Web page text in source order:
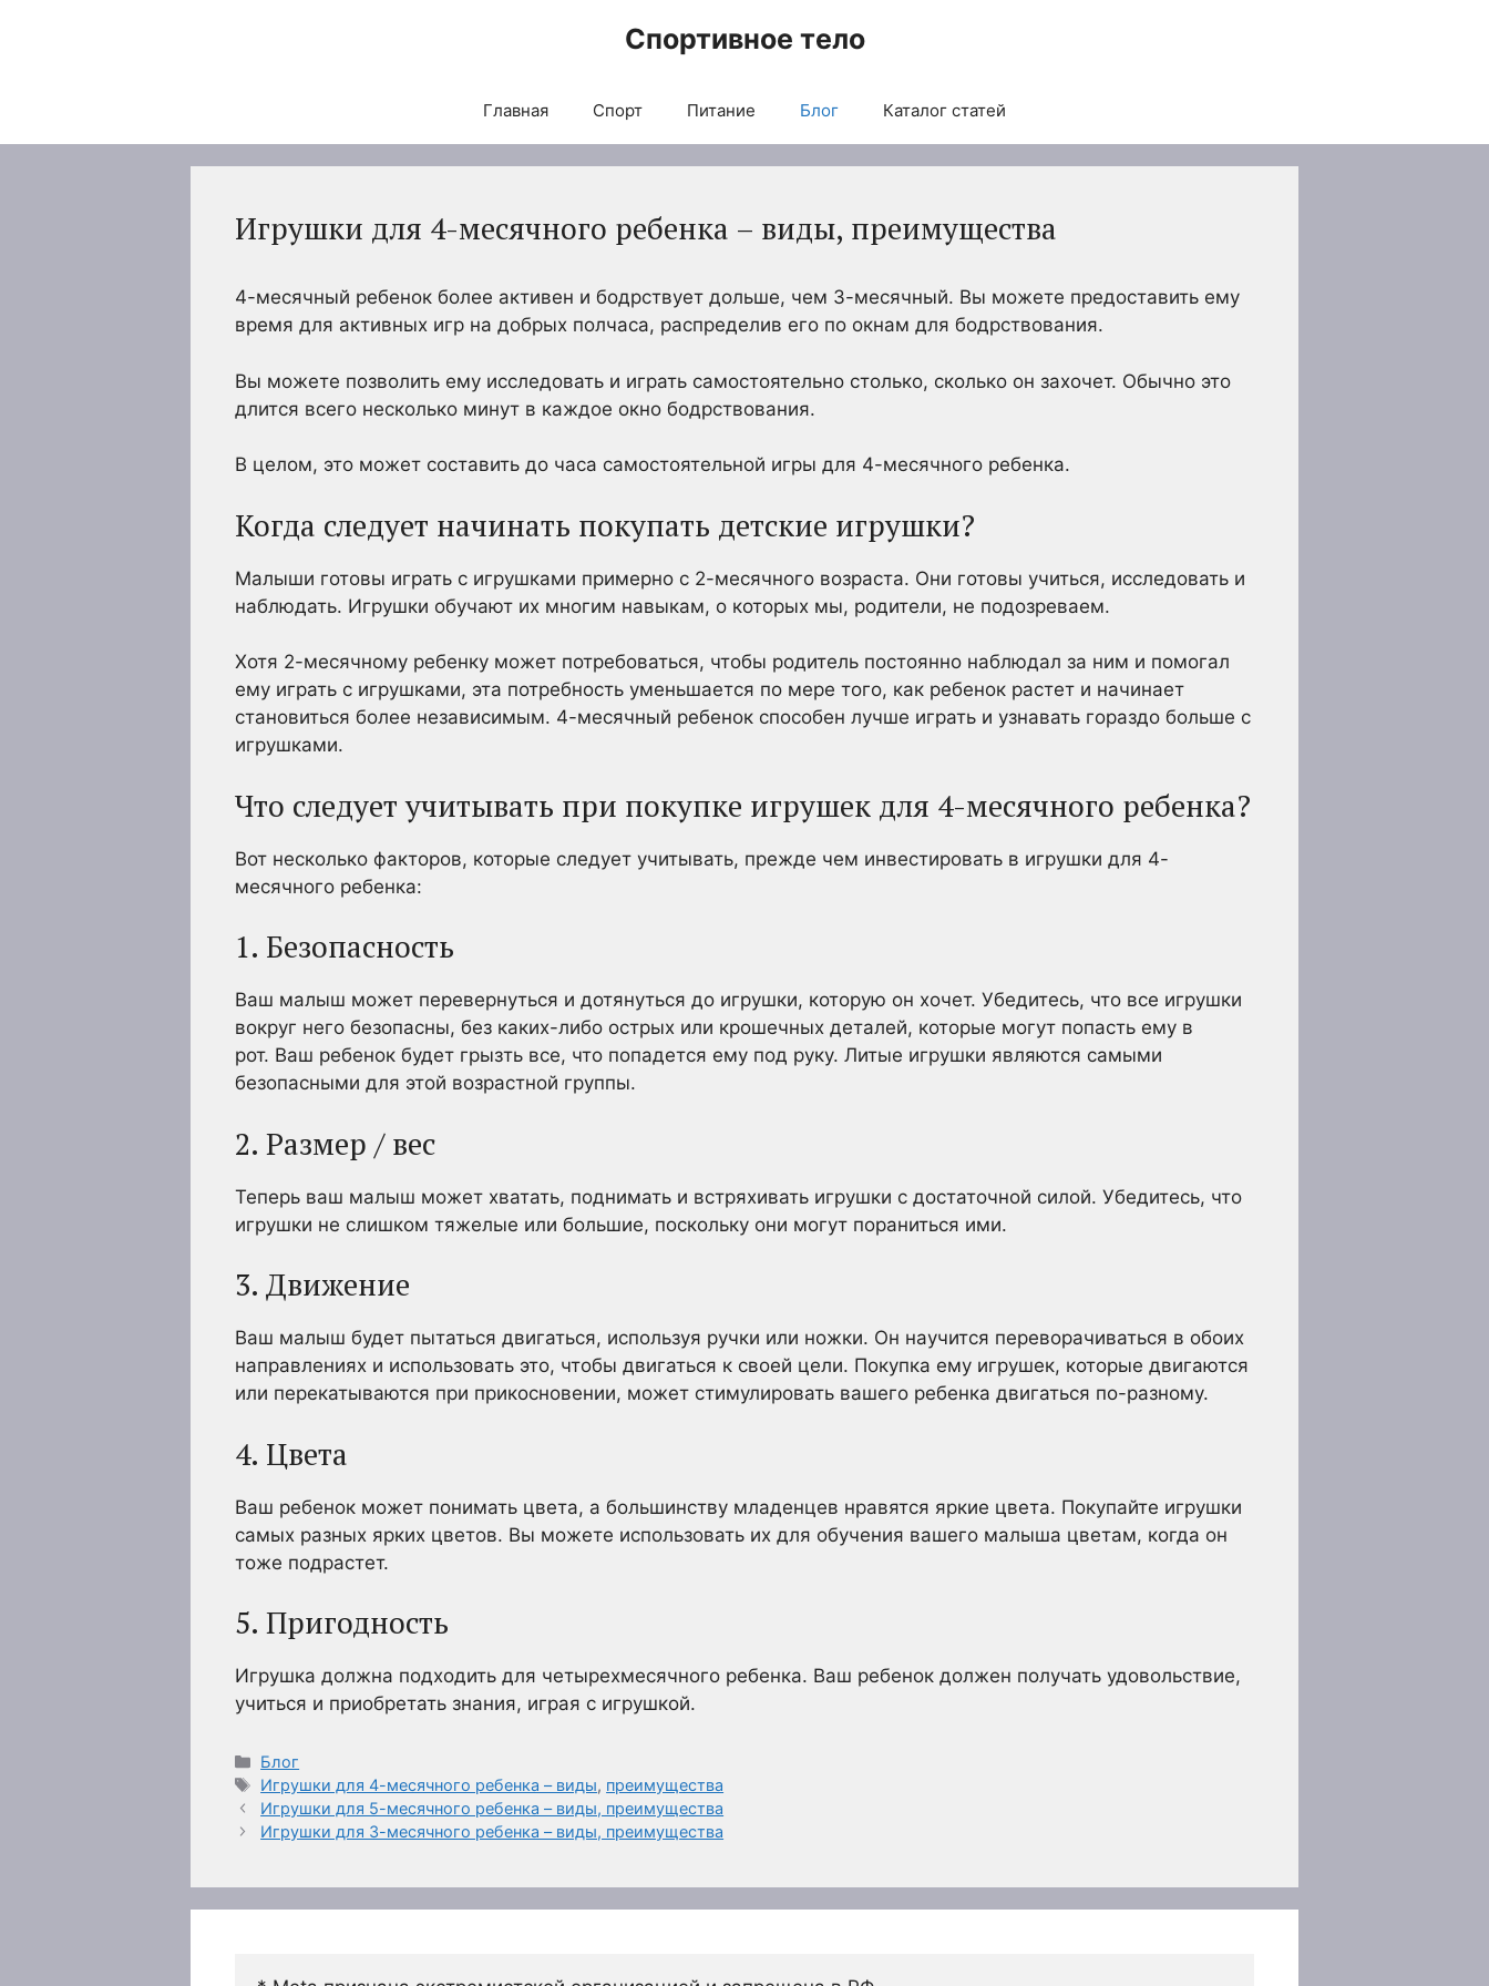
Спортивное тело
Главная Спорт Питание Блог Каталог статей
Игрушки для 4-месячного ребенка – виды, преимущества
4-месячный ребенок более активен и бодрствует дольше, чем 3-месячный. Вы можете предоставить ему
время для активных игр на добрых полчаса, распределив его по окнам для бодрствования.
Вы можете позволить ему исследовать и играть самостоятельно столько, сколько он захочет. Обычно это
длится всего несколько минут в каждое окно бодрствования.
В целом, это может составить до часа самостоятельной игры для 4-месячного ребенка.
Когда следует начинать покупать детские игрушки?
Малыши готовы играть с игрушками примерно с 2-месячного возраста. Они готовы учиться, исследовать и
наблюдать. Игрушки обучают их многим навыкам, о которых мы, родители, не подозреваем.
Хотя 2-месячному ребенку может потребоваться, чтобы родитель постоянно наблюдал за ним и помогал
ему играть с игрушками, эта потребность уменьшается по мере того, как ребенок растет и начинает
становиться более независимым. 4-месячный ребенок способен лучше играть и узнавать гораздо больше с
игрушками.
Что следует учитывать при покупке игрушек для 4-месячного ребенка?
Вот несколько факторов, которые следует учитывать, прежде чем инвестировать в игрушки для 4-
месячного ребенка:
1. Безопасность
Ваш малыш может перевернуться и дотянуться до игрушки, которую он хочет. Убедитесь, что все игрушки
вокруг него безопасны, без каких-либо острых или крошечных деталей, которые могут попасть ему в
рот. Ваш ребенок будет грызть все, что попадется ему под руку. Литые игрушки являются самыми
безопасными для этой возрастной группы.
2. Размер / вес
Теперь ваш малыш может хватать, поднимать и встряхивать игрушки с достаточной силой. Убедитесь, что
игрушки не слишком тяжелые или большие, поскольку они могут пораниться ими.
3. Движение
Ваш малыш будет пытаться двигаться, используя ручки или ножки. Он научится переворачиваться в обоих
направлениях и использовать это, чтобы двигаться к своей цели. Покупка ему игрушек, которые двигаются
или перекатываются при прикосновении, может стимулировать вашего ребенка двигаться по-разному.
4. Цвета
Ваш ребенок может понимать цвета, а большинству младенцев нравятся яркие цвета. Покупайте игрушки
самых разных ярких цветов. Вы можете использовать их для обучения вашего малыша цветам, когда он
тоже подрастет.
5. Пригодность
Игрушка должна подходить для четырехмесячного ребенка. Ваш ребенок должен получать удовольствие,
учиться и приобретать знания, играя с игрушкой.
Рубрики
Блог
Метки
Игрушки для 4-месячного ребенка – виды, преимущества
Игрушки для 5-месячного ребенка – виды, преимущества
Игрушки для 3-месячного ребенка – виды, преимущества